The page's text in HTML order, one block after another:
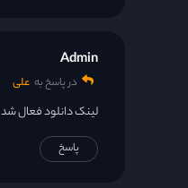
Admin
در پاسخ به علی
لینک دانلود فعال شد
پاسخ